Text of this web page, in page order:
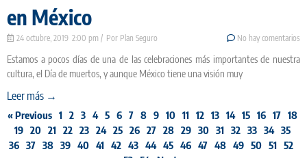
en México
Plan Seguro
24 octubre, 2019 2:00 pm No hay comentarios
Estamos a pocos días de una de las celebraciones más importantes de nuestra
cultura, el Día de muertos, y aunque México tiene una visión muy
Leer más →
« Previous 1 2 3 4 5 6 7 8 9 10 11 12 13 14 15 16 17 18
19 20 21 22 23 24 25 26 27 28 29 30 31 32 33 34 35
36 37 38 39 40 41 42 43 44 45 46 47 48 49 50 51 52